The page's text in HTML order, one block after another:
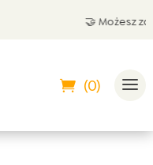
🤝 Możesz
(0)